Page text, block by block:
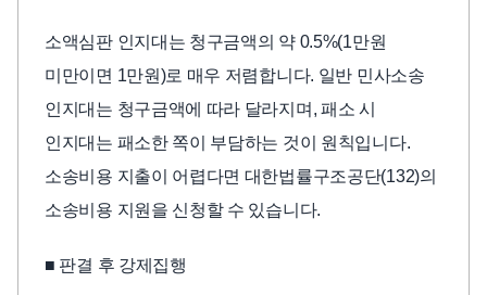
소액심판 인지대는 청구금액의 약 0.5%(1만원
미만이면 1만원)로 매우 저렴합니다. 일반 민사소송
인지대는 청구금액에 따라 달라지며, 패소 시
인지대는 패소한 쪽이 부담하는 것이 원칙입니다.
소송비용 지출이 어렵다면 대한법률구조공단(132)의
소송비용 지원을 신청할 수 있습니다.
■ 판결 후 강제집행